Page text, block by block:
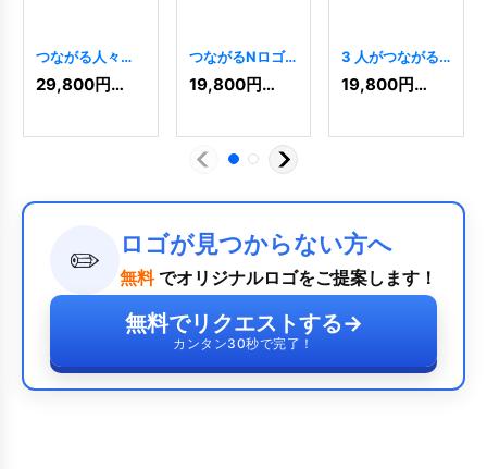
つながる人々の
ロゴ[6581]
29,800円(税込)
つながるNロゴ
[558]
19,800円(税込)
3 人がつながる
ロゴ[229]
19,800円(税込)
✏️ ロゴが見つからない方へ
無料 でオリジナルロゴをご提案します！
無料でリクエストする→
カンタン30秒で完了！